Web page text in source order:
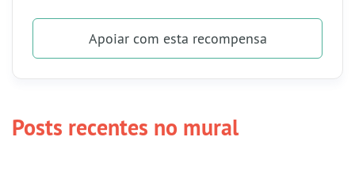
metrô de São Paulo/SP ou frete por conta do
comprador;
-> Prioridade nas caravanas.
Apoiarcom esta recompensa
Posts recentes no mural